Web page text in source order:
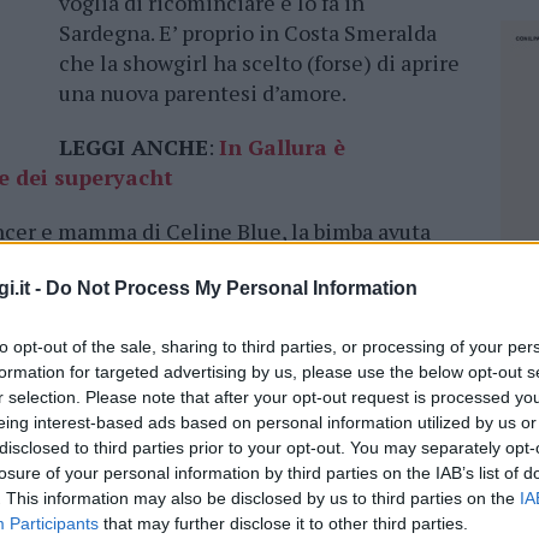
- Do Not Process My Personal Information
opt-out of the sale, sharing to third parties, or processing of your
for targeted advertising by us, please use the below opt-out
selection. Please note that after your opt-out request is processed
interest-based ads based on personal information utilized by us
to third parties prior to your opt-out. You may separately
of your personal information by third parties on the IAB’s list of
This information may also be disclosed by us to third parties on the
Participants that may further disclose it to other third parties.
Sardegna. E’ proprio in Costa Smeralda
che la showgirl ha scelto (forse) di aprire
una nuova parentesi d’amore.
LEGGI ANCHE: In Gallura è
dei superyacht
e mamma di Celine Blue, la bimba avuta
Petagna, giovane calciatore del
locali della Costa Smeralda, come il Phi
I gossip la vedono in dolce compagnia con
proprio così.
dai suoi social dove era ritratto con Celine
Alessandro Basciano. E’ proprio da qui che
coppia dell’estate. Dopo questi gossip
si è calato un lungo silenzio. Saranno